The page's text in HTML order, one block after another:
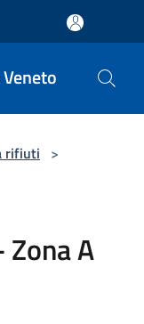
rifiuti >
A